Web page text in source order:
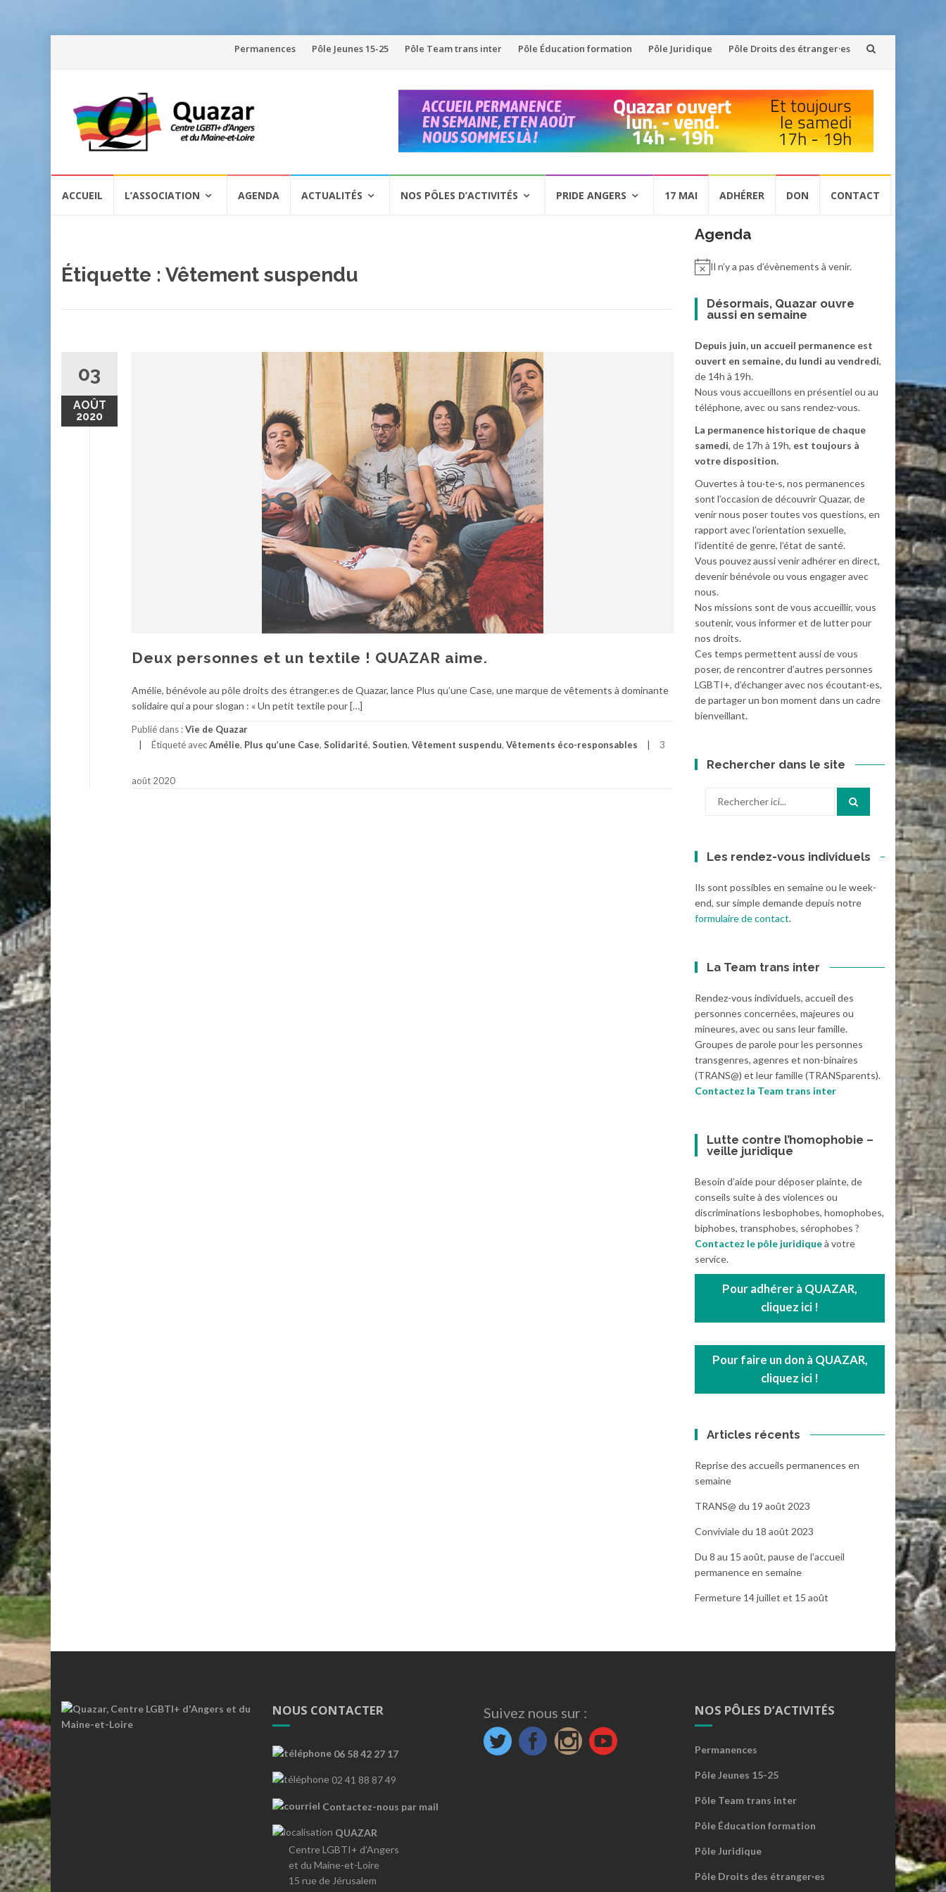
Aller
Permanences Pôle Jeunes 15-25 Pôle Team trans inter Pôle Éducation formation Pôle Juridique Pôle Droits des étranger·es
ACCUEIL L’ASSOCIATION AGENDA ACTUALITÉS NOS PÔLES D’ACTIVITÉS PRIDE ANGERS 17 MAI ADHÉRER DON CONTACT
Étiquette : Vêtement suspendu
03
AOÛT
2020
Deux personnes et un textile ! QUAZAR aime.
Amélie, bénévole au pôle droits des étranger.es de Quazar, lance Plus qu’une Case, une marque de vêtements à dominante
solidaire qui a pour slogan : « Un petit textile pour […]
Publié dans :Vie de Quazar
Étiqueté avecAmélie, Plus qu’une Case, Solidarité, Soutien, Vêtement suspendu, Vêtements éco-responsables 3
août 2020
Agenda
Il n’y a pas d’évènements à venir.
Désormais, Quazar ouvre
aussi en semaine
Depuis juin, un accueil permanence est
ouvert en semaine, du lundi au vendredi,
de 14h à 19h.
Nous vous accueillons en présentiel ou au
téléphone, avec ou sans rendez-vous.
La permanence historique de chaque
samedi, de 17h à 19h, est toujours à
votre disposition.
Ouvertes à tou·te·s, nos permanences
sont l’occasion de découvrir Quazar, de
venir nous poser toutes vos questions, en
rapport avec l’orientation sexuelle,
l’identité de genre, l’état de santé.
Vous pouvez aussi venir adhérer en direct,
devenir bénévole ou vous engager avec
nous.
Nos missions sont de vous accueillir, vous
soutenir, vous informer et de lutter pour
nos droits.
Ces temps permettent aussi de vous
poser, de rencontrer d’autres personnes
LGBTI+, d’échanger avec nos écoutant·es,
de partager un bon moment dans un cadre
bienveillant.
Rechercher dans le site
Les rendez-vous individuels
Ils sont possibles en semaine ou le week-
end, sur simple demande depuis notre
formulaire de contact.
La Team trans inter
Rendez-vous individuels, accueil des
personnes concernées, majeures ou
mineures, avec ou sans leur famille.
Groupes de parole pour les personnes
transgenres, agenres et non-binaires
(TRANS@) et leur famille (TRANSparents).
Contactez la Team trans inter
Lutte contre l’homophobie –
veille juridique
Besoin d’aide pour déposer plainte, de
conseils suite à des violences ou
discriminations lesbophobes, homophobes,
biphobes, transphobes, sérophobes ?
Contactez le pôle juridiqueà votre
service.
Pour adhérer à QUAZAR,
cliquez ici !
Pour faire un don à QUAZAR,
cliquez ici !
Articles récents
Reprise des accueils permanences en
semaine
TRANS@ du 19 août 2023
Conviviale du 18 août 2023
Du 8 au 15 août, pause de l’accueil
permanence en semaine
Fermeture 14 juillet et 15 août
NOUS CONTACTER
06 58 42 27 17
02 41 88 87 49
Contactez-nous par mail
QUAZAR
Centre LGBTI+ d’Angers
et du Maine-et-Loire
15 rue de Jérusalem
Suivez nous sur : NOS PÔLES D’ACTIVITÉS
Permanences
Pôle Jeunes 15-25
Pôle Team trans inter
Pôle Éducation formation
Pôle Juridique
Pôle Droits des étranger·es